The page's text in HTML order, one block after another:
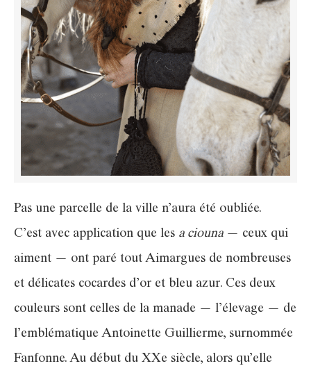
Pas une parcelle de la ville n’aura été oubliée.
C’est avec application que les a ciouna — ceux qui
aiment — ont paré tout Aimargues de nombreuses
et délicates cocardes d’or et bleu azur. Ces deux
couleurs sont celles de la manade — l’élevage — de
l’emblématique Antoinette Guillierme, surnommée
Fanfonne. Au début du XXe siècle, alors qu’elle